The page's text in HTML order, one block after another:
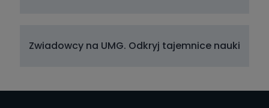
Zwiadowcy na UMG. Odkryj tajemnice nauki